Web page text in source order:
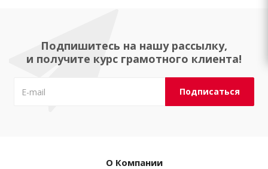
Подпишитесь на нашу рассылку,
и получите курс грамотного клиента!
О Компании